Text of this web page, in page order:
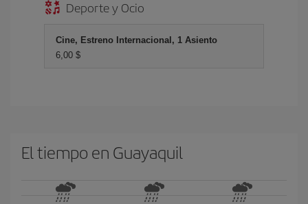
Deporte y Ocio
Cine, Estreno Internacional, 1 Asiento
6,00 $
El tiempo en Guayaquil